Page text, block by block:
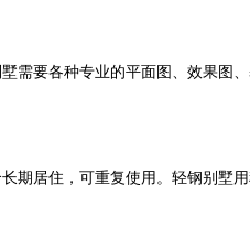
要各种专业的平面图、效果图
期居住，可重复使用。轻钢别